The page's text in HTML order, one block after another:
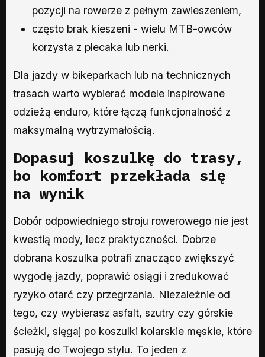
pozycji na rowerze z pełnym zawieszeniem,
często brak kieszeni - wielu MTB-owców
korzysta z plecaka lub nerki.
Dla jazdy w bikeparkach lub na technicznych
trasach warto wybierać modele inspirowane
odzieżą enduro, które łączą funkcjonalność z
maksymalną wytrzymałością.
Dopasuj koszulkę do trasy,
bo komfort przekłada się
na wynik
Dobór odpowiedniego stroju rowerowego nie jest
kwestią mody, lecz praktyczności. Dobrze
dobrana koszulka potrafi znacząco zwiększyć
wygodę jazdy, poprawić osiągi i zredukować
ryzyko otarć czy przegrzania. Niezależnie od
tego, czy wybierasz asfalt, szutry czy górskie
ścieżki, sięgaj po koszulki kolarskie męskie, które
pasują do Twojego stylu. To jeden z